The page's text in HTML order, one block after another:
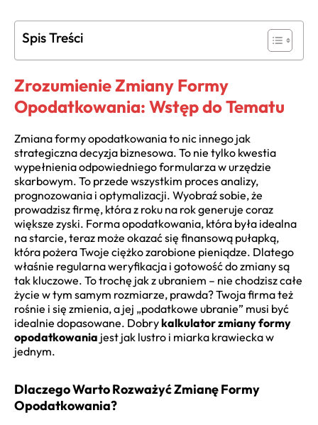
Spis Treści
Zrozumienie Zmiany Formy
Opodatkowania: Wstęp do Tematu
Zmiana formy opodatkowania to nic innego jak
strategiczna decyzja biznesowa. To nie tylko kwestia
wypełnienia odpowiedniego formularza w urzędzie
skarbowym. To przede wszystkim proces analizy,
prognozowania i optymalizacji. Wyobraź sobie, że
prowadzisz firmę, która z roku na rok generuje coraz
większe zyski. Forma opodatkowania, która była idealna
na starcie, teraz może okazać się finansową pułapką,
która pożera Twoje ciężko zarobione pieniądze. Dlatego
właśnie regularna weryfikacja i gotowość do zmiany są
tak kluczowe. To trochę jak z ubraniem – nie chodzisz całe
życie w tym samym rozmiarze, prawda? Twoja firma też
rośnie i się zmienia, a jej „podatkowe ubranie” musi być
idealnie dopasowane. Dobrykalkulator zmiany formy
opodatkowania jest jak lustro i miarka krawiecka w
jednym.
Dlaczego Warto Rozważyć Zmianę Formy
Opodatkowania?